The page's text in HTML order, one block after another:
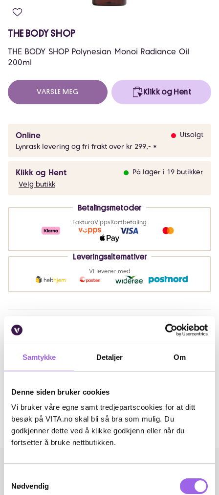
Samtykke Detaljer Om
Denne siden bruker cookies
Vi bruker våre egne samt tredjepartscookies for at ditt
besøk på VITA.no skal bli så bra som mulig. Du
godkjenner dette ved å klikke godkjenn eller når du
fortsetter å bruke nettbutikken.
Nødvendig
THE BODY SHOP
THE BODY SHOP Polynesian Monoi Radiance Oil
200ml
VARSLE MEG Klikk og Hent
Online
Utsolgt
Lynrask levering og fri frakt over kr 299,- *
Klikk og Hent
På lager i 19 butikker
Velg butikk
Betalingsmetoder
FakturaVippsKortbetaling
Leveringsalternativer
Vi leverer med
Bruk
Artikkelnummer: 260511031
Omtaler
Andre har også kjøpt..